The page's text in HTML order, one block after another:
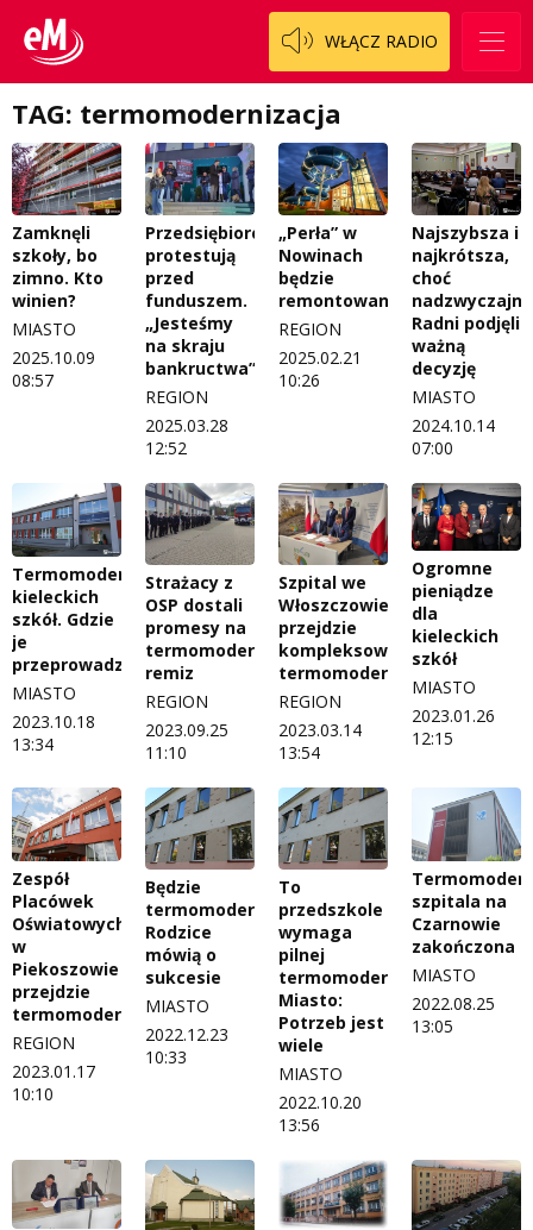
WŁĄCZ RADIO
TAG: termomodernizacja
Zamknęli
szkoły, bo
zimno. Kto
winien?
MIASTO
2025.10.09
08:57
Przedsiębiorcy
protestują
przed
funduszem.
„Jesteśmy
na skraju
bankructwa”
REGION
2025.03.28
12:52
„Perła” w
Nowinach
będzie
remontowana
REGION
2025.02.21
10:26
Najszybsza i
najkrótsza,
choć
Radni podjęli
ważną
decyzję
MIASTO
2024.10.14
07:00
Termomodernizacje
kieleckich
szkół. Gdzie
je
przeprowadzono?
MIASTO
2023.10.18
13:34
Strażacy z
OSP dostali
promesy na
termomodernizację
remiz
REGION
2023.09.25
11:10
Szpital we
Włoszczowie
przejdzie
kompleksową
termomodernizację
REGION
2023.03.14
13:54
Ogromne
pieniądze
dla
kieleckich
szkół
MIASTO
2023.01.26
12:15
Zespół
Placówek
Oświatowych
w
Piekoszowie
przejdzie
termomodernizację
REGION
2023.01.17
10:10
Będzie
termomodernizacja?
Rodzice
mówią o
sukcesie
MIASTO
2022.12.23
10:33
To
przedszkole
wymaga
pilnej
termomodernizacji.
Miasto:
Potrzeb jest
wiele
MIASTO
2022.10.20
13:56
szpitala na
Czarnowie
zakończona
MIASTO
2022.08.25
13:05